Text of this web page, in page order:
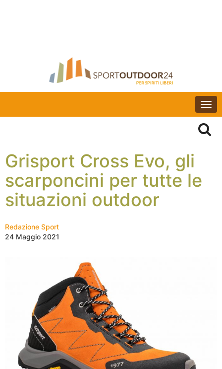
Grisport Cross Evo, gli
scarponcini per tutte le
situazioni outdoor
Redazione Sport
24 Maggio 2021